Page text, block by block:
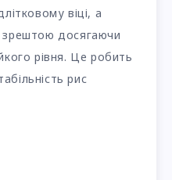
віці, а
зрештою досягаючи
рівня. Це робить
рис